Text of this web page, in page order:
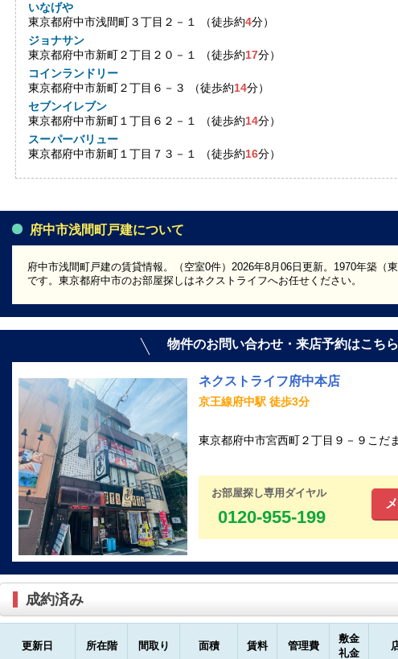
いなげや
東京都府中市浅間町３丁目２－１ （徒歩約4分）
ジョナサン
東京都府中市新町２丁目２０－１ （徒歩約17分）
コインランドリー
東京都府中市新町２丁目６－３ （徒歩約14分）
セブンイレブン
東京都府中市新町１丁目６２－１ （徒歩約14分）
スーパーバリュー
東京都府中市新町１丁目７３－１ （徒歩約16分）
府中市浅間町戸建について
府中市浅間町戸建の賃貸情報。（空室0件）2026年8月06日更新。1970年築（
です。東京都府中市のお部屋探しはネクストライフへお任せください。
物件のお問い合わせ・来店予約はこちら
ネクストライフ府中本店
京王線府中駅 徒歩3分
東京都府中市宮西町２丁目９－９こだ
お部屋探し専用ダイヤル
0120-955-199
成約済み
更新日 所在階 間取り 面積 賃料 管理費
敷金
礼金